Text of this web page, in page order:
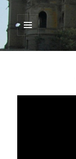
فهرست
ابزارک‌ها